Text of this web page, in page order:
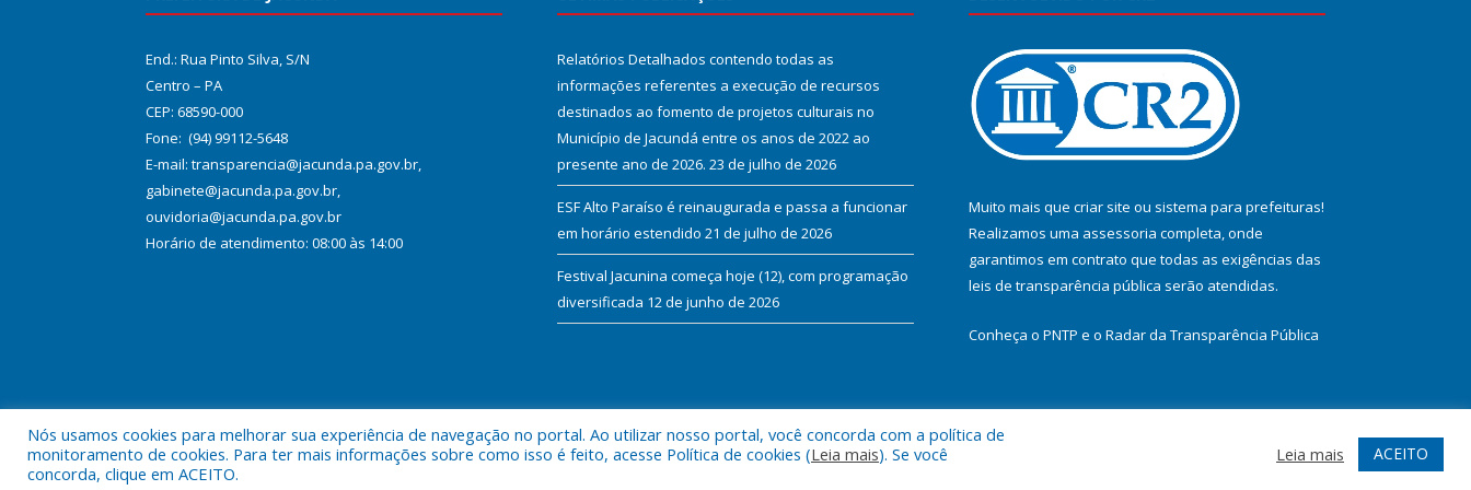
End.: Rua Pinto Silva, S/N
Centro – PA
CEP: 68590-000
Fone: (94) 99112-5648
E-mail: transparencia@jacunda.pa.gov.br,
gabinete@jacunda.pa.gov.br,
ouvidoria@jacunda.pa.gov.br
Horário de atendimento: 08:00 às 14:00
Relatórios Detalhados contendo todas as
informações referentes a execução de recursos
destinados ao fomento de projetos culturais no
Município de Jacundá entre os anos de 2022 ao
presente ano de 2026. 23 de julho de 2026
ESF Alto Paraíso é reinaugurada e passa a funcionar
em horário estendido 21 de julho de 2026
Festival Jacunina começa hoje (12), com programação
diversificada 12 de junho de 2026
Muito mais que criar site ou sistema para prefeituras!
Realizamos uma assessoria completa, onde
garantimos em contrato que todas as exigências das
leis de transparência pública serão atendidas.
Conheça o PNTP e o Radar da Transparência Pública
Todos os direitos reservados a Prefeitura Municipal de Jacundá. Mapa do Site Acessar Webmail
Nós usamos cookies para melhorar sua experiência de navegação no portal. Ao utilizar nosso portal, você concorda com a política de
monitoramento de cookies. Para ter mais informações sobre como isso é feito, acesse Política de cookies (Leia mais). Se você
concorda, clique em ACEITO.
Leia mais ACEITO